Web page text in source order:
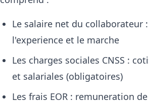
Le salaire net du collaborateur :
l'experience et le marche
Les charges sociales CNSS :
et salariales (obligatoires)
Les frais EOR : remuneration